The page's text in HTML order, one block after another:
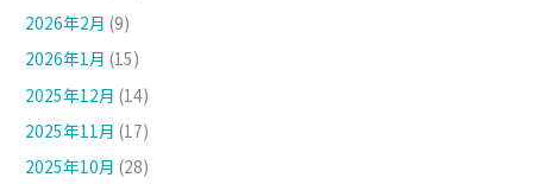
2026年2月 (9)
2026年1月 (15)
2025年12月 (14)
2025年11月 (17)
2025年10月 (28)